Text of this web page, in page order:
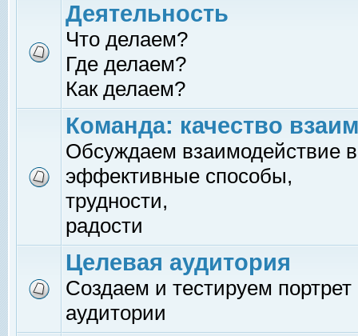
Деятельность
Что делаем?
Где делаем?
Как делаем?
Команда: качество
Обсуждаем взаимодействие
эффективные способы,
трудности,
радости
Целевая аудитория
Создаем и тестируем
аудитории